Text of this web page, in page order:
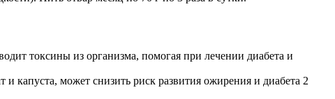
токсины из организма, помогая при лечении диабета и
капуста, может снизить риск развития ожирения и диабета 2